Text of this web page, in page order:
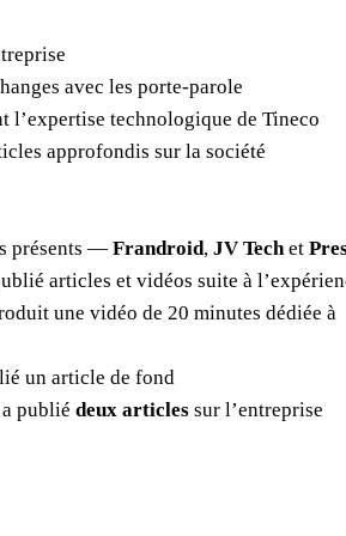
avec les porte-parole
l’expertise technologique de Tineco
approfondis sur la société
présents —Frandroid,JV Techet
articles et vidéos suite à
une vidéo de 20 minutes dédiée à
un article de fond
publiédeux articles sur l’entreprise